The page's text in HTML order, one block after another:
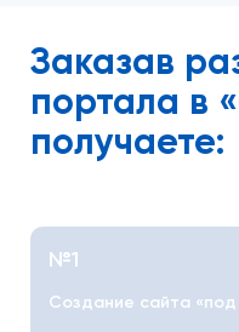
Заказав
портала в
получаете:
№1
Создание сайта «под